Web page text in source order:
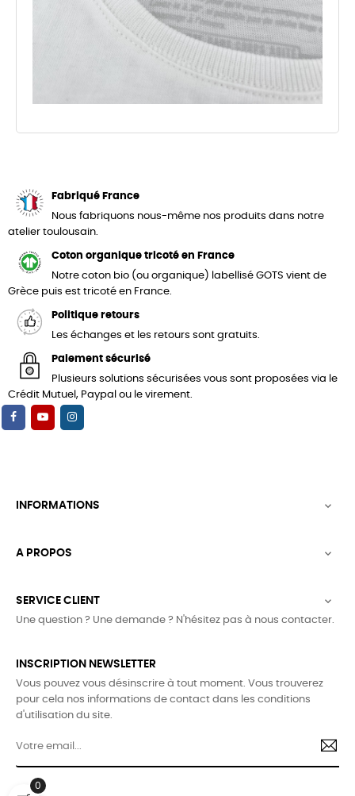
Fabriqué France
Nous fabriquons nous-même nos produits dans notre
atelier toulousain.
Coton organique tricoté en France
Notre coton bio (ou organique) labellisé GOTS vient de
Grèce puis est tricoté en France.
Politique retours
Les échanges et les retours sont gratuits.
Paiement sécurisé
Plusieurs solutions sécurisées vous sont proposées via le
Crédit Mutuel, Paypal ou le virement.
INFORMATIONS 
A PROPOS 
SERVICE CLIENT 
Une question ? Une demande ? N'hésitez pas à nous contacter.
INSCRIPTION NEWSLETTER
Vous pouvez vous désinscrire à tout moment. Vous trouverez
pour cela nos informations de contact dans les conditions
d'utilisation du site.
0